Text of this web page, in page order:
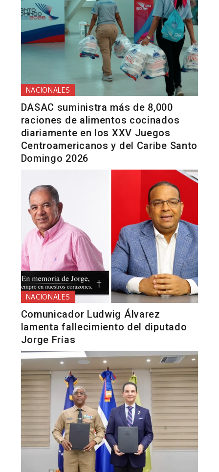
NACIONALES
DASAC suministra más de 8,000
raciones de alimentos cocinados
diariamente en los XXV Juegos
Centroamericanos y del Caribe Santo
Domingo 2026
NACIONALES
Comunicador Ludwig Álvarez
lamenta fallecimiento del diputado
Jorge Frías